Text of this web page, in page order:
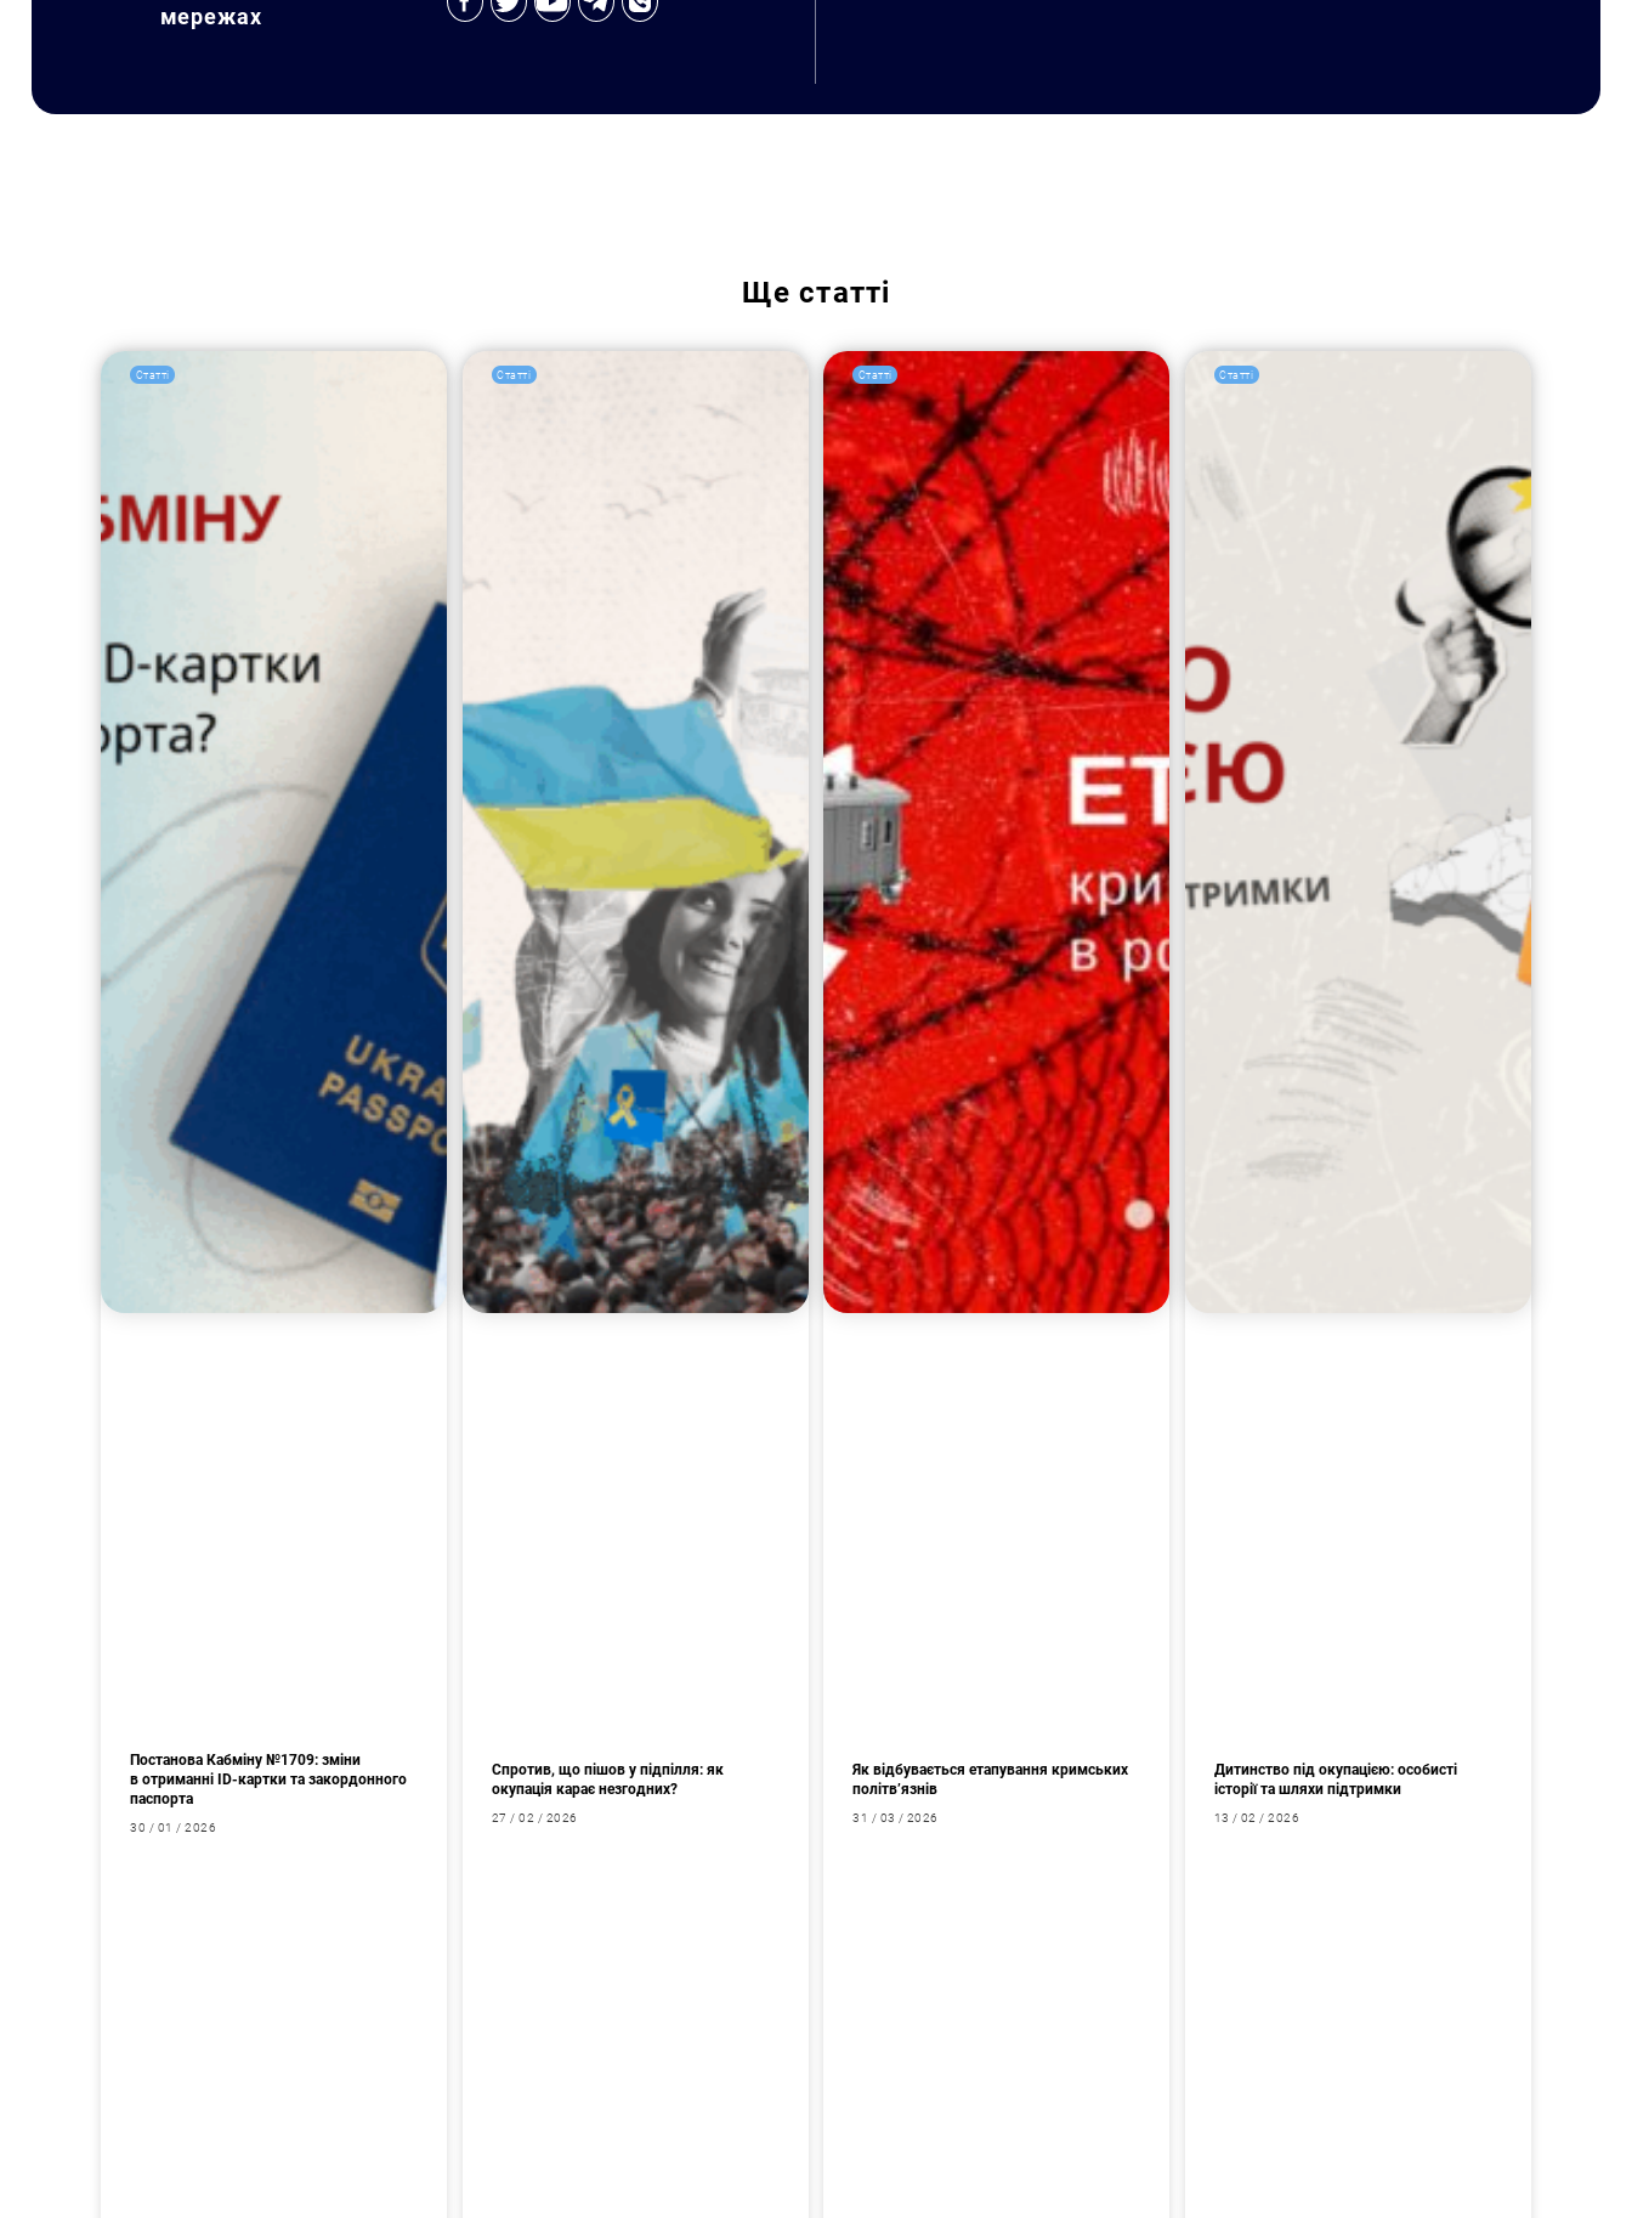
мережах
Щестатті
Статті
Постанова Кабміну №1709: зміни
в отриманні ID-картки та закордонного
паспорта
30 / 01 / 2026
Статті
Спротив, що пішов у підпілля: як
окупація карає незгодних?
27 / 02 / 2026
Статті
Як відбувається етапування кримських
політв’язнів
31 / 03 / 2026
Статті
Дитинство під окупацією: особисті
історії та шляхи підтримки
13 / 02 / 2026